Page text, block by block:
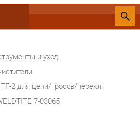
и уход
2 для цепи/тросов/перекл.
7-03065